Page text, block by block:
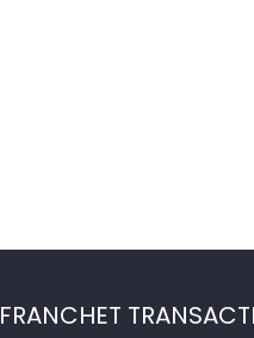
FRANCHET